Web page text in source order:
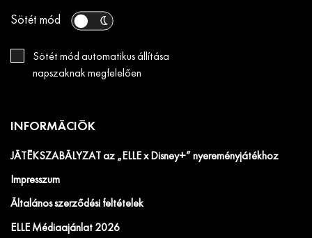
Sötét mód
Sötét mód automatikus állítása
napszaknak megfelelően
INFORMÁCIÓK
JÁTÉKSZABÁLYZAT az „ELLE x Disney+” nyereményjátékhoz
Impresszum
Általános szerződési feltételek
ELLE Médiaajánlat 2026